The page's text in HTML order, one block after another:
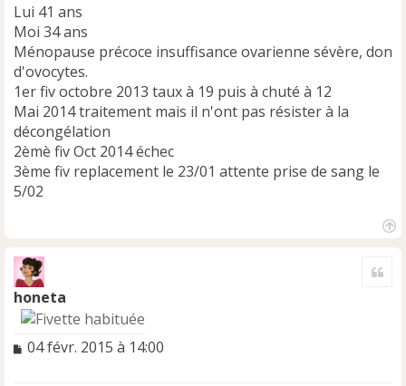
o
n
l
u
Lui 41 ans
Moi 34 ans
Ménopause précoce insuffisance ovarienne sévère, don
d'ovocytes.
1er fiv octobre 2013 taux à 19 puis à chuté à 12
Mai 2014 traitement mais il n'ont pas résister à la
décongélation
2èmè fiv Oct 2014 échec
3ème fiv replacement le 23/01 attente prise de sang le
5/02
honeta
M
04 févr. 2015 à 14:00